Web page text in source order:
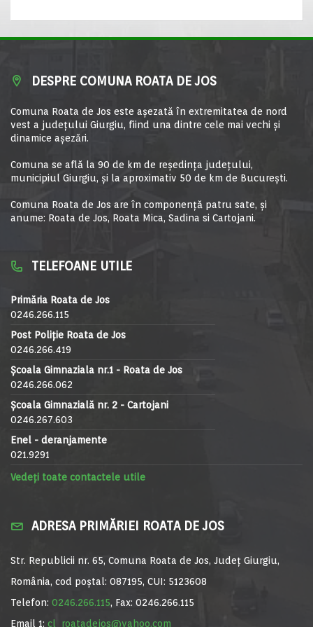
DESPRE COMUNA ROATA DE JOS
Comuna Roata de Jos este aşezată în extremitatea de nord
vest a judeţului Giurgiu, fiind una dintre cele mai vechi şi
dinamice aşezări.
Comuna se află la 90 de km de reşedinţa judeţului,
municipiul Giurgiu, şi la aproximativ 50 de km de Bucureşti.
Comuna Roata de Jos are în componență patru sate, și
anume: Roata de Jos, Roata Mica, Sadina si Cartojani.
TELEFOANE UTILE
Primăria Roata de Jos
0246.266.115
Post Poliție Roata de Jos
0246.266.419
Școala Gimnaziala nr.1 - Roata de Jos
0246.266.062
Școala Gimnazială nr. 2 - Cartojani
0246.267.603
Enel - deranjamente
021.9291
Vedeți toate contactele utile
ADRESA PRIMĂRIEI ROATA DE JOS
Str. Republicii nr. 65, Comuna Roata de Jos, Județ Giurgiu,
România, cod poștal: 087195, CUI: 5123608
Telefon: 0246.266.115, Fax: 0246.266.115
Email 1: cl_roatadejos@yahoo.com